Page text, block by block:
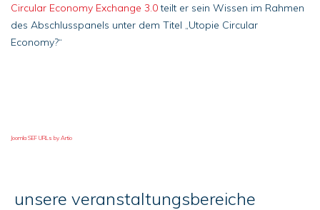
Circular Economy Exchange 3.0teilt er sein Wissen im Rahmen
des Abschlusspanels unter dem Titel „Utopie Circular
Economy?“
Joomla SEF URLs by Artio
unsere veranstaltungsbereiche